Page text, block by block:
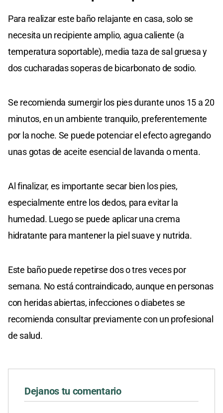
Para realizar este baño relajante en casa, solo se
necesita un recipiente amplio, agua caliente (a
temperatura soportable), media taza de sal gruesa y
dos cucharadas soperas de bicarbonato de sodio.
Se recomienda sumergir los pies durante unos 15 a 20
minutos, en un ambiente tranquilo, preferentemente
por la noche. Se puede potenciar el efecto agregando
unas gotas de aceite esencial de lavanda o menta.
Al finalizar, es importante secar bien los pies,
especialmente entre los dedos, para evitar la
humedad. Luego se puede aplicar una crema
hidratante para mantener la piel suave y nutrida.
Este baño puede repetirse dos o tres veces por
semana. No está contraindicado, aunque en personas
con heridas abiertas, infecciones o diabetes se
recomienda consultar previamente con un profesional
de salud.
Dejanos tu comentario